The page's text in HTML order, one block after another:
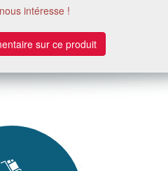
intéresse !
sur ce produit